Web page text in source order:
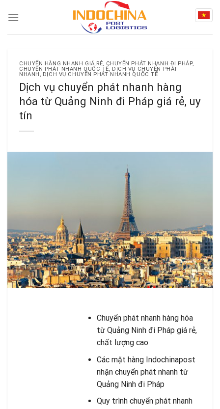
CHUYỂN HÀNG NHANH GIÁ RẺ, CHUYỂN PHÁT NHANH ĐI PHÁP,
CHUYỂN PHÁT NHANH QUỐC TẾ, DỊCH VỤ CHUYỂN PHÁT
NHANH , DỊCH VỤ CHUYỂN PHÁT NHANH QUỐC TẾ
Dịch vụ chuyển phát nhanh hàng
hóa từ Quảng Ninh đi Pháp giá rẻ, uy
tín
Chuyển phát nhanh hàng hóa
từ Quảng Ninh đi Pháp giá rẻ,
chất lượng cao
Các mặt hàng Indochinapost
nhận chuyển phát nhanh từ
Quảng Ninh đi Pháp
Quy trình chuyển phát nhanh